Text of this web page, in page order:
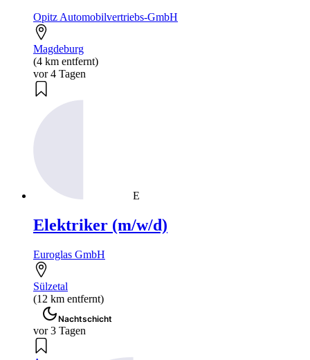
Opitz Automobilvertriebs-GmbH
Magdeburg
(4 km entfernt)
vor 4 Tagen
E
Elektriker (m/w/d)
Euroglas GmbH
Sülzetal
(12 km entfernt)
Nachtschicht
vor 3 Tagen